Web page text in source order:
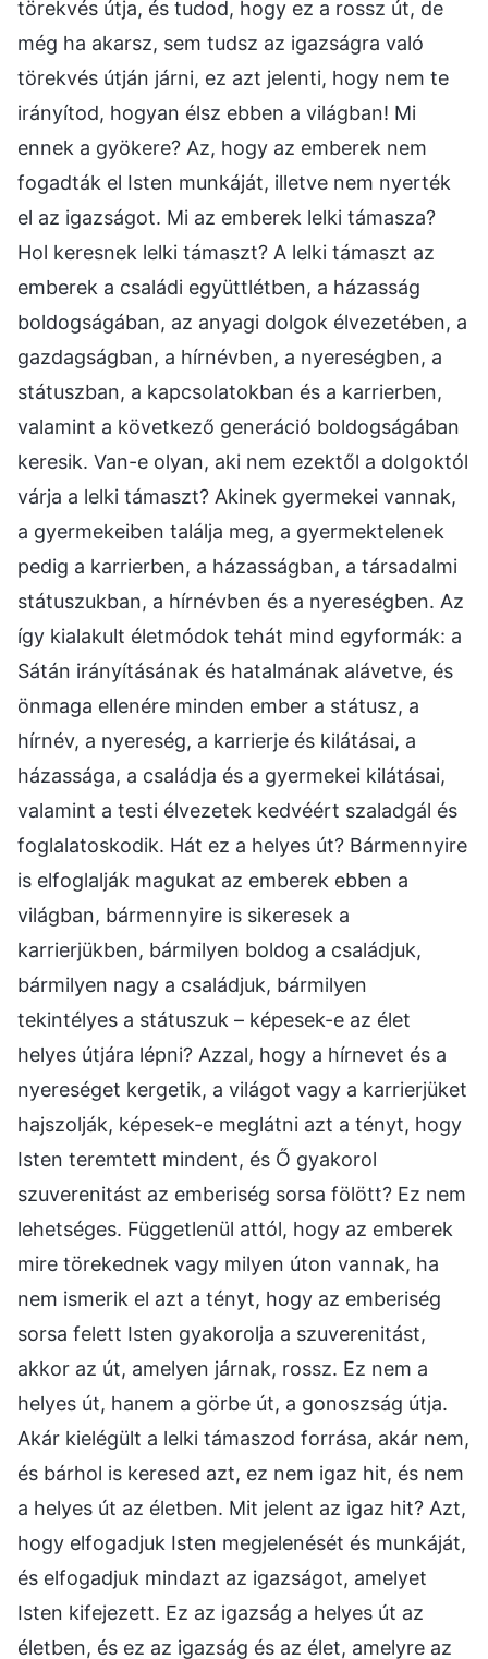
törekvés útja, és tudod, hogy ez a rossz út, de
még ha akarsz, sem tudsz az igazságra való
törekvés útján járni, ez azt jelenti, hogy nem te
irányítod, hogyan élsz ebben a világban! Mi
ennek a gyökere? Az, hogy az emberek nem
fogadták el Isten munkáját, illetve nem nyerték
el az igazságot. Mi az emberek lelki támasza?
Hol keresnek lelki támaszt? A lelki támaszt az
emberek a családi együttlétben, a házasság
boldogságában, az anyagi dolgok élvezetében, a
gazdagságban, a hírnévben, a nyereségben, a
státuszban, a kapcsolatokban és a karrierben,
valamint a következő generáció boldogságában
keresik. Van-e olyan, aki nem ezektől a dolgoktól
várja a lelki támaszt? Akinek gyermekei vannak,
a gyermekeiben találja meg, a gyermektelenek
pedig a karrierben, a házasságban, a társadalmi
státuszukban, a hírnévben és a nyereségben. Az
így kialakult életmódok tehát mind egyformák: a
Sátán irányításának és hatalmának alávetve, és
önmaga ellenére minden ember a státusz, a
hírnév, a nyereség, a karrierje és kilátásai, a
házassága, a családja és a gyermekei kilátásai,
valamint a testi élvezetek kedvéért szaladgál és
foglalatoskodik. Hát ez a helyes út? Bármennyire
is elfoglalják magukat az emberek ebben a
világban, bármennyire is sikeresek a
karrierjükben, bármilyen boldog a családjuk,
bármilyen nagy a családjuk, bármilyen
tekintélyes a státuszuk – képesek-e az élet
helyes útjára lépni? Azzal, hogy a hírnevet és a
nyereséget kergetik, a világot vagy a karrierjüket
hajszolják, képesek-e meglátni azt a tényt, hogy
Isten teremtett mindent, és Ő gyakorol
szuverenitást az emberiség sorsa fölött? Ez nem
lehetséges. Függetlenül attól, hogy az emberek
mire törekednek vagy milyen úton vannak, ha
nem ismerik el azt a tényt, hogy az emberiség
sorsa felett Isten gyakorolja a szuverenitást,
akkor az út, amelyen járnak, rossz. Ez nem a
helyes út, hanem a görbe út, a gonoszság útja.
Akár kielégült a lelki támaszod forrása, akár nem,
és bárhol is keresed azt, ez nem igaz hit, és nem
a helyes út az életben. Mit jelent az igaz hit? Azt,
hogy elfogadjuk Isten megjelenését és munkáját,
és elfogadjuk mindazt az igazságot, amelyet
Isten kifejezett. Ez az igazság a helyes út az
életben, és ez az igazság és az élet, amelyre az